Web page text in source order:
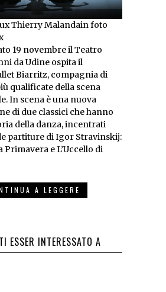
Thierry Malandain foto
19 novembre il Teatro
da Udine ospita il
Biarritz, compagnia di
qualificate della scena
In scena è una nuova
di due classici che hanno
della danza, incentrati
partiture di Igor Stravinskij:
Primavera e L’Uccello di
A LEGGERE
ESSER INTERESSATO A